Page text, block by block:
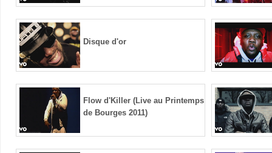
Disque d'or
Flow d'Killer (Live au Printemps
de Bourges 2011)